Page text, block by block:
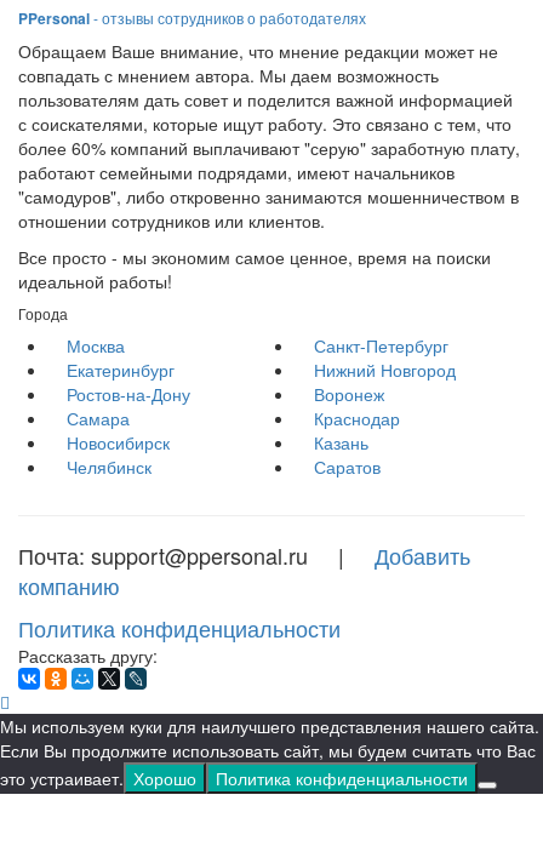
PPersonal- отзывы сотрудников о работодателях
Обращаем Ваше внимание, что мнение редакции может не
совпадать с мнением автора. Мы даем возможность
пользователям дать совет и поделится важной информацией
с соискателями, которые ищут работу. Это связано с тем, что
более 60% компаний выплачивают "серую" заработную плату,
работают семейными подрядами, имеют начальников
"самодуров", либо откровенно занимаются мошенничеством в
отношении сотрудников или клиентов.
Все просто - мы экономим самое ценное, время на поиски
идеальной работы!
Города
Москва
Санкт-Петербург
Екатеринбург
Нижний Новгород
Ростов-на-Дону
Воронеж
Самара
Краснодар
Новосибирск
Казань
Челябинск
Саратов
Почта: support@ppersonal.ru | Добавить
компанию
Политика конфиденциальности
Рассказать другу:
Мы используем куки для наилучшего представления нашего сайта.
Если Вы продолжите использовать сайт, мы будем считать что Вас
это устраивает. Хорошо Политика конфиденциальности